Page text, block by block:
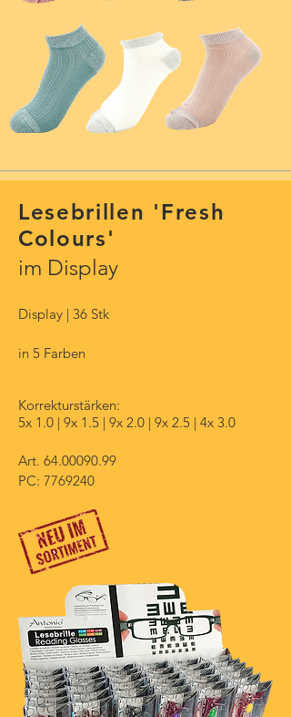
Lesebrillen 'Fresh
Colours'
im Display
Display | 36 Stk
in 5 Farben
Korrekturstärken:
5x 1.0 | 9x 1.5 | 9x 2.0 | 9x 2.5 | 4x 3.0
Art. 64.00090.99
PC: 7769240